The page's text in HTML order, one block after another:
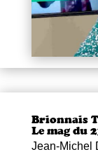
Brionnais
Le mag du
Jean-Michel